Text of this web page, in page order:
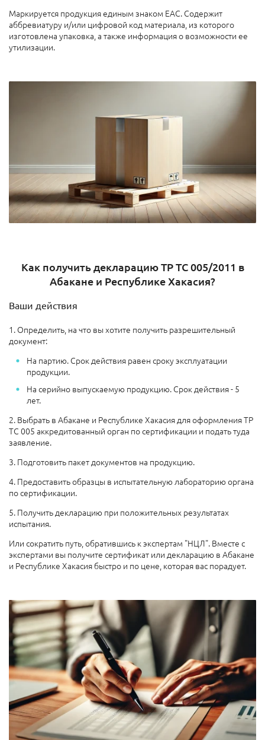
Маркируется продукция единым знаком ЕАС. Содержит
аббревиатуру и/или цифровой код материала, из которого
изготовлена упаковка, а также информация о возможности ее
утилизации.
Как получить декларацию ТР ТС 005/2011 в
Абакане и Республике Хакасия?
Ваши действия
1. Определить, на что вы хотите получить разрешительный
документ:
На партию. Срок действия равен сроку эксплуатации
продукции.
На серийно выпускаемую продукцию. Срок действия - 5
лет.
2. Выбрать в Абакане и Республике Хакасия для оформления ТР
ТС 005 аккредитованный орган по сертификации и подать туда
заявление.
3. Подготовить пакет документов на продукцию.
4. Предоставить образцы в испытательную лабораторию органа
по сертификации.
5. Получить декларацию при положительных результатах
испытания.
Или сократить путь, обратившись к экспертам "НЦЛ". Вместе с
экспертами вы получите сертификат или декларацию в Абакане
и Республике Хакасия быстро и по цене, которая вас порадует.